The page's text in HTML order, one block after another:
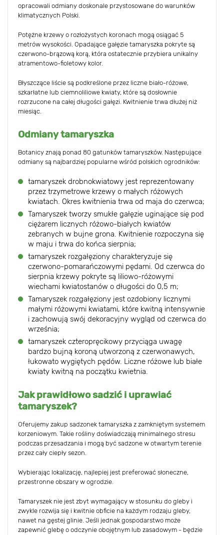
opracowali odmiany doskonale przystosowane do warunków
klimatycznych Polski.
Potężne krzewy o rozłożystych koronach mogą osiągać 5
metrów wysokości. Opadające gałęzie tamaryszka pokryte są
czerwono-brązową korą, która ostatecznie przybiera unikalny
atramentowo-fioletowy kolor.
Błyszczące liście są podkreślone przez liczne biało-różowe,
szkarłatne lub ciemnoliliowe kwiaty, które są dosłownie
rozrzucone na całej długości gałęzi. Kwitnienie trwa dłużej niż
miesiąc.
Odmiany tamaryszka
Botanicy znają ponad 80 gatunków tamaryszków. Następujące
odmiany są najbardziej popularne wśród polskich ogrodników:
tamaryszek drobnokwiatowy jest reprezentowany
przez trzymetrowe krzewy o małych różowych
kwiatach. Okres kwitnienia trwa od maja do czerwca;
Tamaryszek tworzy smukłe gałęzie uginające się pod
ciężarem licznych różowo-białych kwiatów
zebranych w bujne grona. Kwitnienie rozpoczyna się
w maju i trwa do końca sierpnia;
tamaryszek rozgałęziony charakteryzuje się
czerwono-pomarańczowymi pędami. Od czerwca do
sierpnia krzewy pokryte są liliowo-różowymi
wiechami kwiatostanów o długości do 0,5 m;
Tamaryszek rozgałęziony jest ozdobiony licznymi
małymi różowymi kwiatami, które kwitną intensywnie
i zachowują swój dekoracyjny wygląd od czerwca do
września;
tamaryszek czteropręcikowy przyciąga uwagę
bardzo bujną koroną utworzoną z czerwonawych,
łukowato wygiętych pędów. Liczne różowe lub białe
kwiaty kwitną na początku kwietnia.
Jak prawidłowo sadzić i uprawiać
tamaryszek?
Oferujemy zakup sadzonek tamaryszka z zamkniętym systemem
korzeniowym. Takie rośliny doświadczają minimalnego stresu
podczas przesadzania i mogą być sadzone w otwartym terenie
przez cały ciepły sezon.
Wybierając lokalizację, najlepiej jest preferować słoneczne,
przestronne obszary w ogrodzie.
Tamaryszek nie jest zbyt wymagający w stosunku do gleby i
zwykle rozwija się i kwitnie obficie na każdym rodzaju gleby,
nawet na gęstej glinie. Jeśli jednak gospodarstwo może
zapewnić glebę o odczynie obojętnym lub zasadowym - będzie